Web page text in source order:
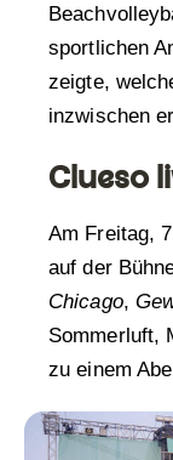
sportlichen
zeigte,
inzwischen
Clueso
Am Freitag,
auf der
Chicago,
Sommerluft,
zu einem